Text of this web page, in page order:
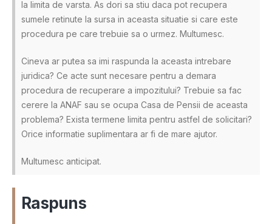
la limita de varsta. As dori sa stiu daca pot recupera
sumele retinute la sursa in aceasta situatie si care este
procedura pe care trebuie sa o urmez. Multumesc.
Cineva ar putea sa imi raspunda la aceasta intrebare
juridica? Ce acte sunt necesare pentru a demara
procedura de recuperare a impozitului? Trebuie sa fac
cerere la ANAF sau se ocupa Casa de Pensii de aceasta
problema? Exista termene limita pentru astfel de solicitari?
Orice informatie suplimentara ar fi de mare ajutor.
Multumesc anticipat.
Raspuns